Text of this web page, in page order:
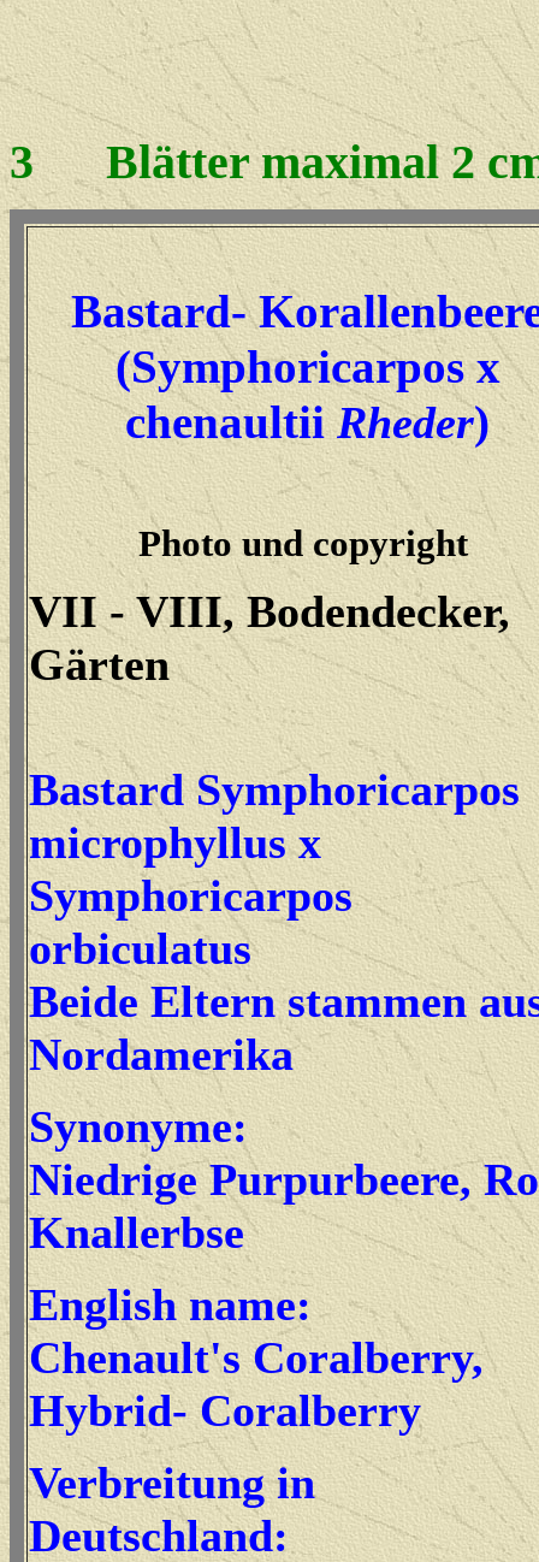
3Blätter maximal 2
Bastard-
(Symphoricarpos x
chenaultiiRheder)
Photo und copyright
VII - VIII, Bodendecker,
Gärten
Bastard Symphoricarpos
microphyllus x
Symphoricarpos
orbiculatus
Beide Eltern stammen
Nordamerika
Synonyme:
Niedrige Purpurbeere,
Knallerbse
English name:
Chenault's Coralberry,
Hybrid- Coralberry
Verbreitung in
Deutschland: